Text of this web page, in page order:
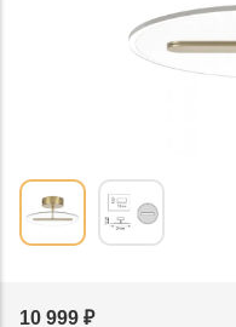
10 999 ₽